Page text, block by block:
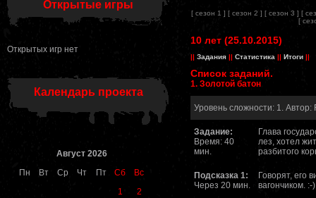
Открытые игры
Открытых игр нет
Календарь проекта
Август 2026
Пн
Вт Ср Чт Пт Сб
Вс
1
2
[ сезон 1 ] [ сезон 2 ] [ сезон 3 ] [
[
10 лет (25.10.2015)
Задания Статистика Итоги
Список заданий.
1. Золотой батон
Уровень сложности: 1. Автор:
Задание:
Время: 40
мин.
Глава
лез, хотел
разбитого
Подсказка 1:
Через 20 мин.
Говорят, его
вагончиком. :-)